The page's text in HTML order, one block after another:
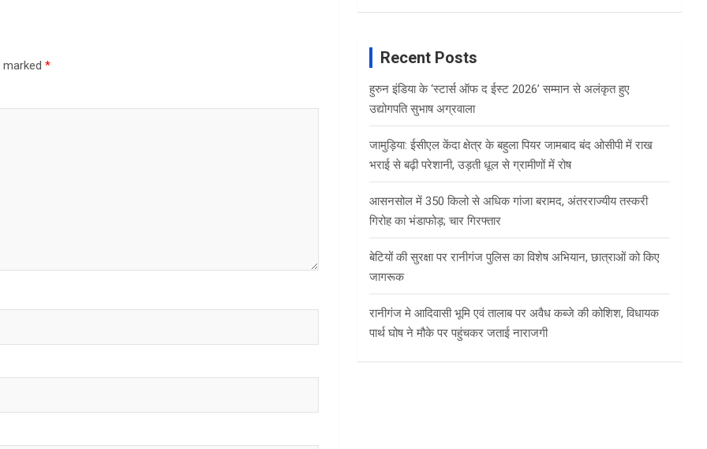
marked * Recent Posts
हुरुन इंडिया के ‘स्टार्स ऑफ द ईस्ट 2026’ सम्मान से अलंकृत हुए
उद्योगपति सुभाष अग्रवाला
जामुड़िया: ईसीएल केंदा क्षेत्र के बहुला पियर जामबाद बंद ओसीपी में राख
भराई से बढ़ी परेशानी, उड़ती धूल से ग्रामीणों में रोष
आसनसोल में 350 किलो से अधिक गांजा बरामद, अंतरराज्यीय तस्करी
गिरोह का भंडाफोड़; चार गिरफ्तार
बेटियों की सुरक्षा पर रानीगंज पुलिस का विशेष अभियान, छात्राओं को किए
जागरूक
रानीगंज मे आदिवासी भूमि एवं तालाब पर अवैध कब्जे की कोशिश, विधायक
पार्थ घोष ने मौके पर पहुंचकर जताई नाराजगी